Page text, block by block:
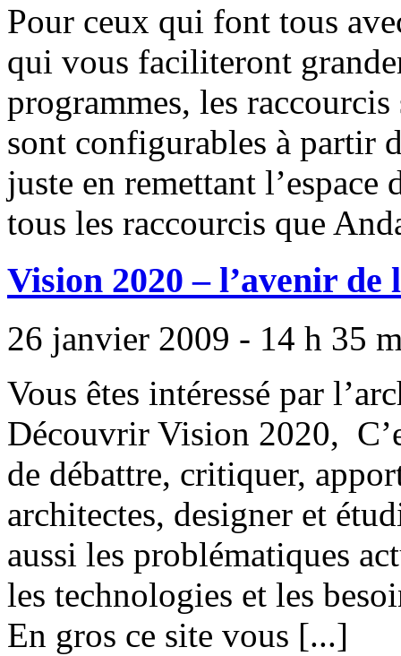
Pour ceux qui font tous
qui vous faciliteront
programmes, les
sont configurables à partir
juste en remettant
tous les raccourcis que
Vision 2020 – l’avenir
26 janvier 2009 - 14 h 35
Vous êtes intéressé par
Découvrir Vision 2020,
de débattre, critiquer,
architectes, designer et
aussi les problématiques
les technologies et les
En gros ce site vous [...]